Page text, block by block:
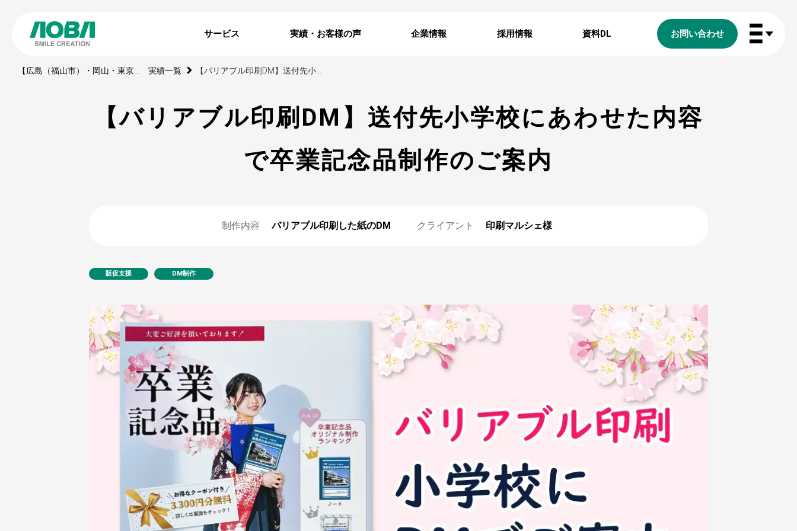
サービス 実績・お客様の声 企業情報 採用情報 資料DL お問い合わせ
【広島（福山市）・岡山・東京】印刷・WEBサイト・動画・展示ブース・ノベルティの制作会社 実績一覧 【バリアブル印刷DM】送付先小学校にあわせた内容で卒業記念品制作のご案内
【バリアブル印刷DM】送付先小学校にあわせた内容
で卒業記念品制作のご案内
制作内容 バリアブル印刷した紙のDM クライアント 印刷マルシェ様
販促支援 DM制作